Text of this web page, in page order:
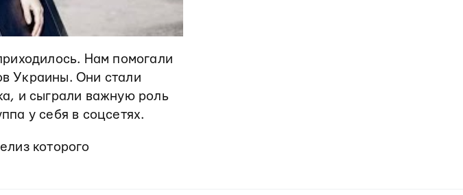
Нам помогали
Украины. Они стали
и сыграли важную роль
у себя в соцсетях.
которого